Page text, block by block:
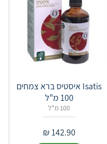
Isatis איסטיס ברא צמחים
100 מ"ל
100 מ"ל
142.90
₪